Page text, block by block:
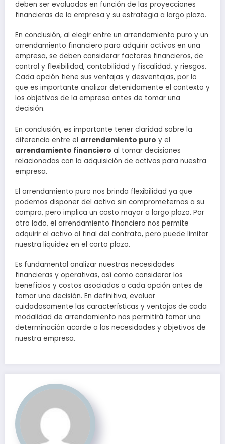
deben ser evaluados en función de las proyecciones
financieras de la empresa y su estrategia a largo plazo.
En conclusión, al elegir entre un arrendamiento puro y un
arrendamiento financiero para adquirir activos en una
empresa, se deben considerar factores financieros, de
control y flexibilidad, contabilidad y fiscalidad, y riesgos.
Cada opción tiene sus ventajas y desventajas, por lo
que es importante analizar detenidamente el contexto y
los objetivos de la empresa antes de tomar una
decisión.
En conclusión, es importante tener claridad sobre la
diferencia entre el arrendamiento puro y el
arrendamiento financiero al tomar decisiones
relacionadas con la adquisición de activos para nuestra
empresa.
El arrendamiento puro nos brinda flexibilidad ya que
podemos disponer del activo sin comprometernos a su
compra, pero implica un costo mayor a largo plazo. Por
otro lado, el arrendamiento financiero nos permite
adquirir el activo al final del contrato, pero puede limitar
nuestra liquidez en el corto plazo.
Es fundamental analizar nuestras necesidades
financieras y operativas, así como considerar los
beneficios y costos asociados a cada opción antes de
tomar una decisión. En definitiva, evaluar
cuidadosamente las características y ventajas de cada
modalidad de arrendamiento nos permitirá tomar una
determinación acorde a las necesidades y objetivos de
nuestra empresa.